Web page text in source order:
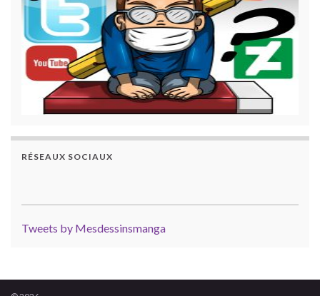
RÉSEAUX SOCIAUX
Tweets by Mesdessinsmanga